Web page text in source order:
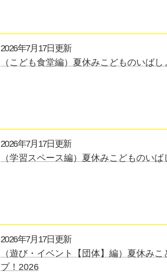
2026年7月17日更新
（こども食堂編）夏休みこどものいば
2026年7月17日更新
（学習スペース編）夏休みこどものい
2026年7月17日更新
（遊び・イベント【団体】編）夏休み
プ！2026